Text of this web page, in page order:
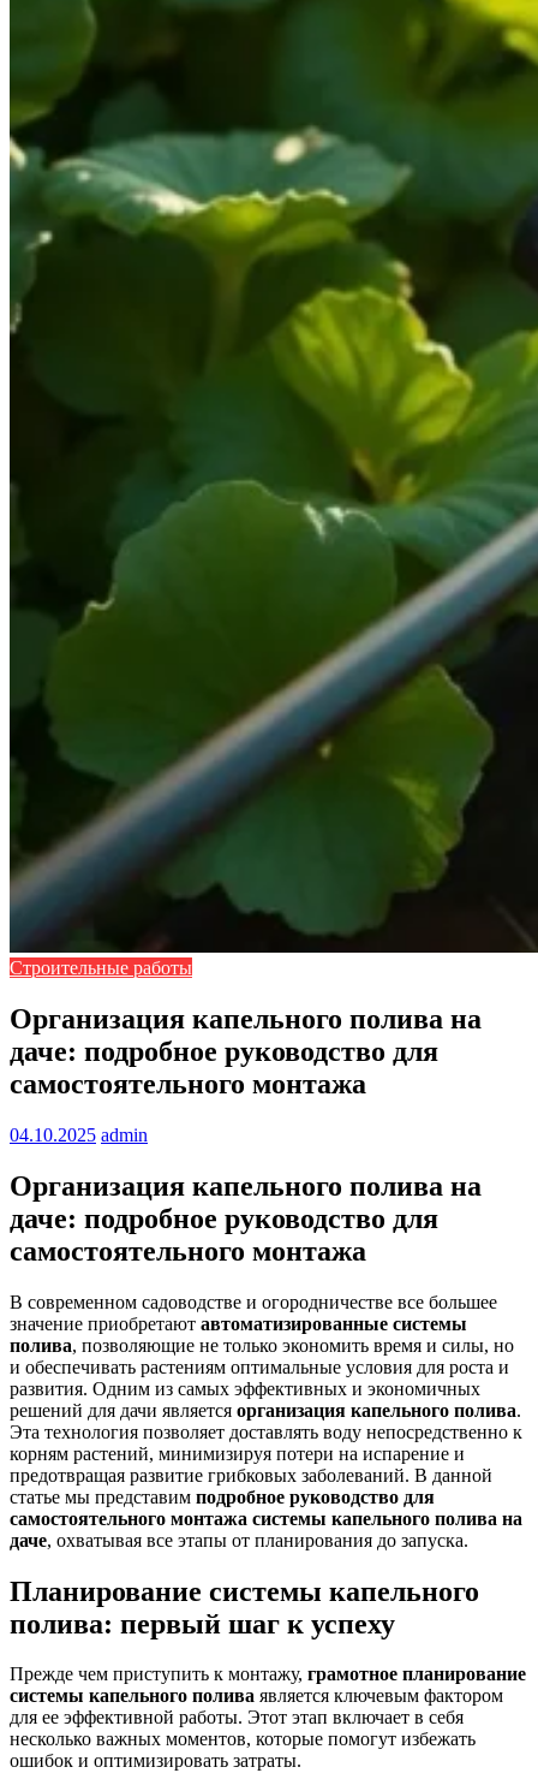
Строительные работы
Организация капельного полива на
даче: подробное руководство для
самостоятельного монтажа
04.10.2025 admin
Организация капельного полива на
даче: подробное руководство для
самостоятельного монтажа
В современном садоводстве и огородничестве все большее
значение приобретают автоматизированные системы
полива, позволяющие не только экономить время и силы, но
и обеспечивать растениям оптимальные условия для роста и
развития. Одним из самых эффективных и экономичных
решений для дачи является организация капельного полива.
Эта технология позволяет доставлять воду непосредственно к
корням растений, минимизируя потери на испарение и
предотвращая развитие грибковых заболеваний. В данной
статье мы представим подробное руководство для
самостоятельного монтажа системы капельного полива на
даче, охватывая все этапы от планирования до запуска.
Планирование системы капельного
полива: первый шаг к успеху
Прежде чем приступить к монтажу, грамотное планирование
системы капельного полива является ключевым фактором
для ее эффективной работы. Этот этап включает в себя
несколько важных моментов, которые помогут избежать
ошибок и оптимизировать затраты.